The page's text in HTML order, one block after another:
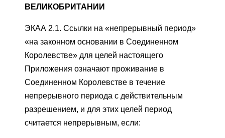
ВЕЛИКОБРИТАНИИ
ЭКАА 2.1. Ссылки на «непрерывный период»
«на законном основании в Соединенном
Королевстве» для целей настоящего
Приложения означают проживание в
Соединенном Королевстве в течение
непрерывного периода с действительным
разрешением, и для этих целей период
считается непрерывным, если: